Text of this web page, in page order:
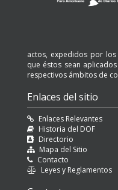
actos, expedidos por
que éstos sean
respectivos ámbitos de
Enlaces del sitio
Enlaces Relevantes
Historia del DOF
Directorio
Mapa del Sitio
Contacto
Leyes y Reglamentos